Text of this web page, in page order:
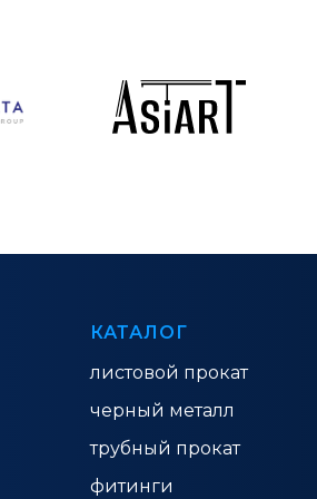
КАТАЛОГ
листовой прокат
черный металл
трубный прокат
фитинги